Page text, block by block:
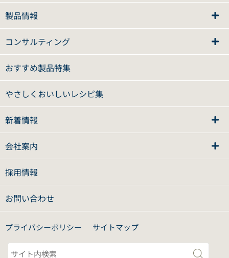
製品情報
コンサルティング
おすすめ製品特集
やさしくおいしいレシピ集
新着情報
会社案内
採用情報
お問い合わせ
プライバシーポリシー サイトマップ